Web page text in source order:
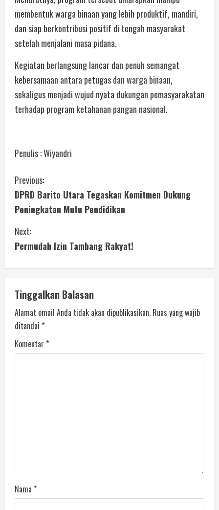
membentuk warga binaan yang lebih produktif, mandiri,
dan siap berkontribusi positif di tengah masyarakat
setelah menjalani masa pidana.
Kegiatan berlangsung lancar dan penuh semangat
kebersamaan antara petugas dan warga binaan,
sekaligus menjadi wujud nyata dukungan pemasyarakatan
terhadap program ketahanan pangan nasional.
Penulis : Wiyandri
Previous:
DPRD Barito Utara Tegaskan Komitmen Dukung
Peningkatan Mutu Pendidikan
Next:
Permudah Izin Tambang Rakyat!
Tinggalkan Balasan
Alamat email Anda tidak akan dipublikasikan. Ruas yang wajib
ditandai *
Komentar *
Nama *